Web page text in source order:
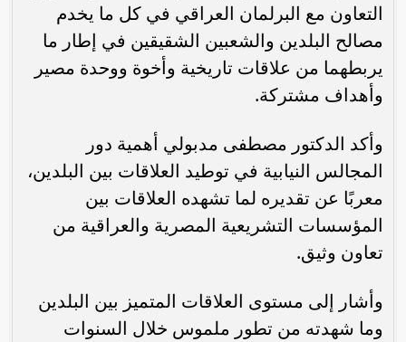
التعاون مع البرلمان العراقي في كل ما يخدم
مصالح البلدين والشعبين الشقيقين في إطار ما
يربطهما من علاقات تاريخية وأخوة ووحدة مصير
وأهداف مشتركة.
وأكد الدكتور مصطفى مدبولي أهمية دور
المجالس النيابية في توطيد العلاقات بين البلدين،
معربًا عن تقديره لما تشهده العلاقات بين
المؤسسات التشريعية المصرية والعراقية من
تعاون وثيق.
وأشار إلى مستوى العلاقات المتميز بين البلدين
وما شهدته من تطور ملموس خلال السنوات